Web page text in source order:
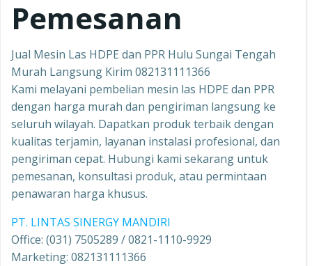
Pemesanan
Jual Mesin Las HDPE dan PPR Hulu Sungai Tengah
Murah Langsung Kirim 082131111366
Kami melayani pembelian mesin las HDPE dan PPR
dengan harga murah dan pengiriman langsung ke
seluruh wilayah. Dapatkan produk terbaik dengan
kualitas terjamin, layanan instalasi profesional, dan
pengiriman cepat. Hubungi kami sekarang untuk
pemesanan, konsultasi produk, atau permintaan
penawaran harga khusus.
PT. LINTAS SINERGY MANDIRI
Office: (031) 7505289 / 0821-1110-9929
Marketing: 082131111366